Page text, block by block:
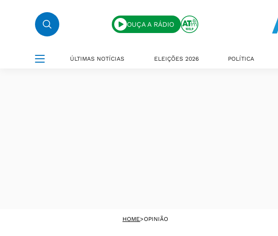
OUÇA A RÁDIO
ÚLTIMAS NOTÍCIAS ELEIÇÕES 2026 POLÍTICA
HOME>OPINIÃO